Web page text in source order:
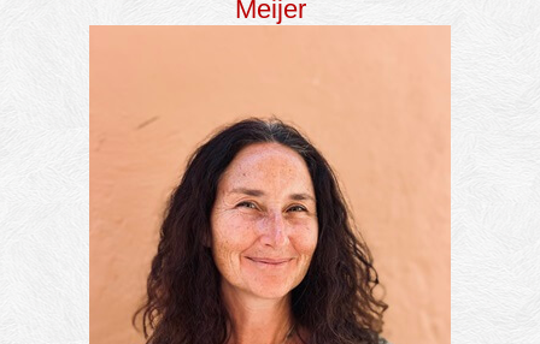
Meijer